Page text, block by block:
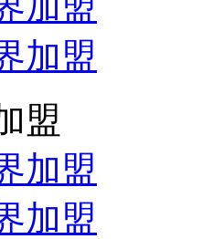
加盟
盟
加盟
加盟